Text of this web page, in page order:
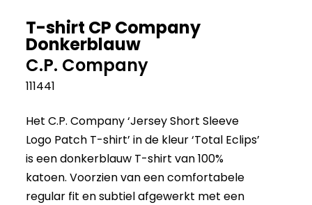
T-shirt CP Company
Donkerblauw
C.P. Company
111441
Het C.P. Company ‘Jersey Short Sleeve
Logo Patch T-shirt’ in de kleur ‘Total Eclips’
is een donkerblauw T-shirt van 100%
katoen. Voorzien van een comfortabele
regular fit en subtiel afgewerkt met een